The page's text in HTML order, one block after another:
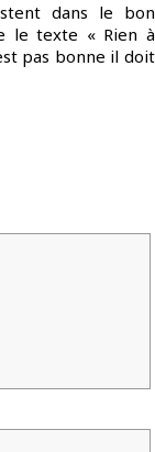
dans le bon
le texte « Rien à
pas bonne il doit